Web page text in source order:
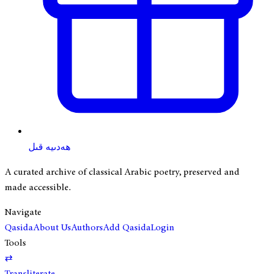
ھەدىيە قىل
A curated archive of classical Arabic poetry, preserved and
made accessible.
Navigate
QasidaAbout UsAuthorsAdd QasidaLogin
Tools
⇄